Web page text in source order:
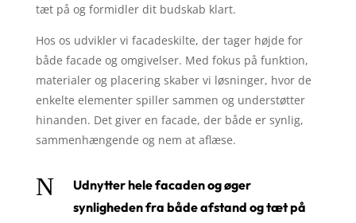
tæt på og formidler dit budskab klart.
Hos os udvikler vi facadeskilte, der tager højde for
både facade og omgivelser. Med fokus på funktion,
materialer og placering skaber vi løsninger, hvor de
enkelte elementer spiller sammen og understøtter
hinanden. Det giver en facade, der både er synlig,
sammenhængende og nem at aflæse.
N
Udnytter hele facaden og øger
synligheden fra både afstand og tæt på